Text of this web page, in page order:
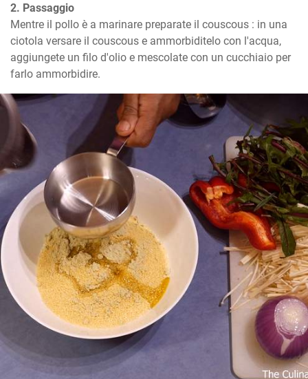
2. Passaggio
Mentre il pollo è a marinare preparate il couscous : in una
ciotola versare il couscous e ammorbiditelo con l'acqua,
aggiungete un filo d'olio e mescolate con un cucchiaio per
farlo ammorbidire.